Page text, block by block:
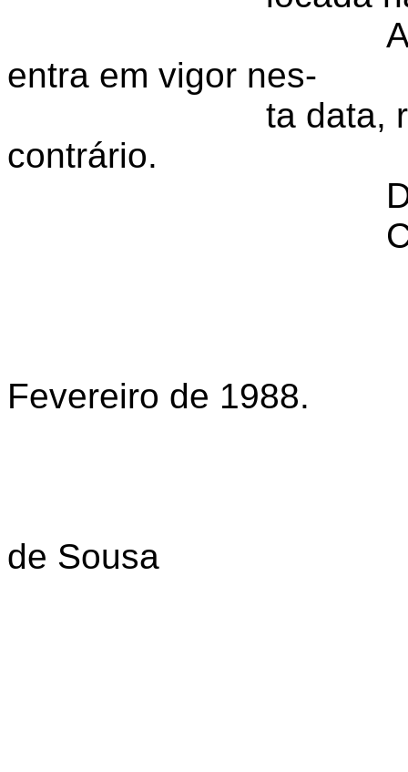
entra em vigor nes-
ta data,
contrário.
Fevereiro de 1988.
de Sousa